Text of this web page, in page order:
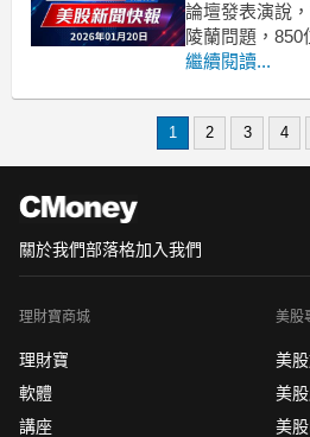
論壇發表演說
陵蘭問題，850
.badgeprice-
gap: 1rem
繼續閱讀...
1 2 3 4
關於我們部落格加入我們
理財寶商城
理財寶
軟體
講座
美股
美
美
美